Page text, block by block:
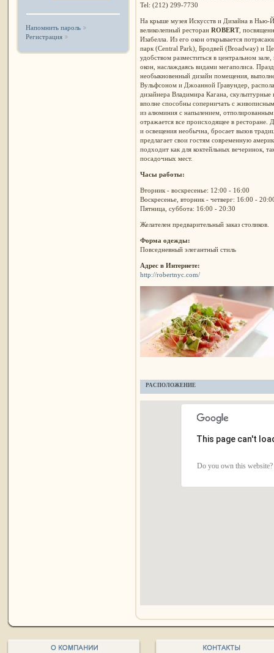
Напомнить пароль
Регистрация
Tel: (212) 299-7730
На крыше музея Искусств и Дизайна в Нью-
великолепный ресторан ROBERT,
Изабелла. Из его окон открывается
парк (Central Park), Бродвей (Broadway) и
удобством разместиться в центральном
окон, наслаждаясь видами мегаполиса.
необыкновенный дизайн помещения,
Вульфсоном и Джоанной Гравундер,
дизайнера Владимира Кагана,
вполне способны соперничать с
из алюминия с напылением, отполированным
отражается все происходящее в ресторане.
и освещения необычна, бросает вызов
предлагает свои гостям современную
подходит как для коктейльных вечеринок,
посадочных мест.
Часы работы:
Вторник - воскресенье: 12:00 - 16:00
Воскресенье, вторник - четверг: 16:00 -
Пятница, суббота: 16:00 - 20:30
Желателен предварительный заказ столиков.
Форма одежды:
Повседневный элегантный стиль
Адрес в Интернете:
http://robertnyc.com/
РАСПОЛОЖЕНИЕ
This page can't
Do you own this website?